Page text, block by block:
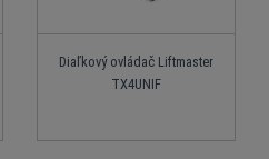
Diaľkový ovládač Liftmaster
TX4UNIF